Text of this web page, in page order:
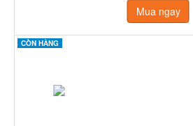
Mua ngay
CÒN HÀNG